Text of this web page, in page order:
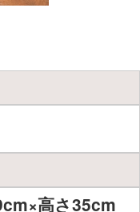
高さ35cm